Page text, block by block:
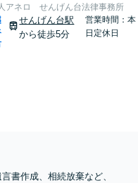
アネロ せんげん台法律事務所
せんげん台駅
から徒歩5分
営業時間：本
日定休日
書作成、相続放棄など、